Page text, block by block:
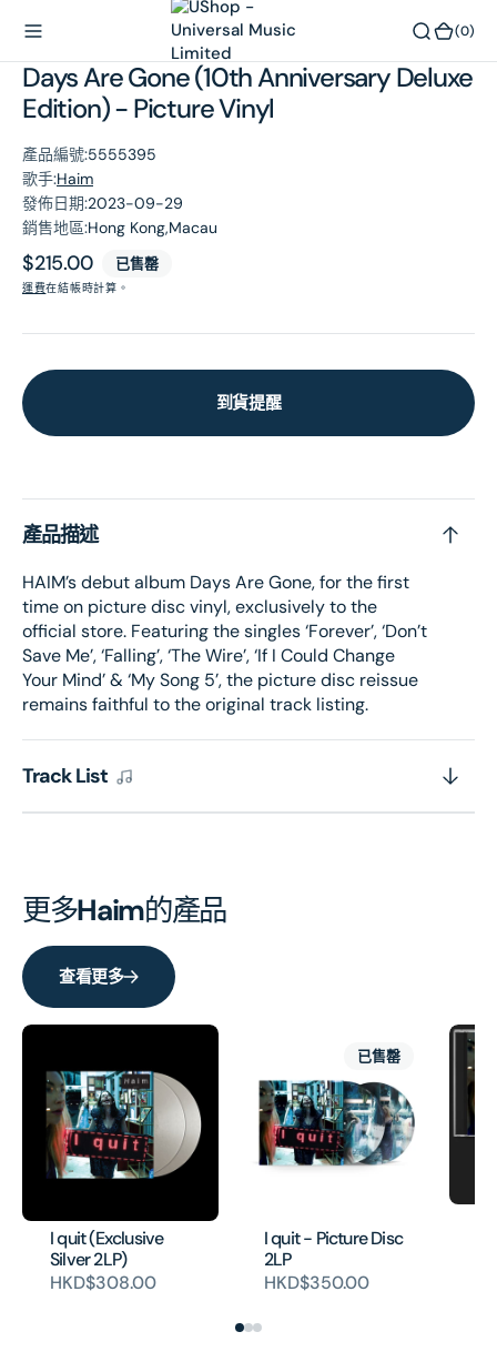
(0)
Days Are Gone (10th Anniversary Deluxe
Edition) - Picture Vinyl
產品編號:5555395
歌手:Haim
發佈日期:2023-09-29
銷售地區:Hong Kong,Macau
原
價
$215.00 已售罄
運費在結帳時計算。
到貨提醒
產品描述
HAIM’s debut album Days Are Gone, for the first
time on picture disc vinyl, exclusively to the
official store. Featuring the singles ‘Forever’, ‘Don’t
Save Me’, ‘Falling’, ‘The Wire’, ‘If I Could Change
Your Mind’ & ‘My Song 5’, the picture disc reissue
remains faithful to the original track listing.
Track List
更多Haim的產品
查看更多
I quit (Exclusive
Silver 2LP)
HKD$308.00
I quit - Picture Disc
2LP
HKD$350.00
已售罄